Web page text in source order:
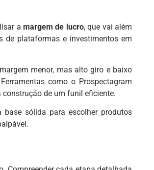
amargem de lucro, que vai além
de plataformas e investimentos em
menor, mas alto giro e baixo
como o Prospectagram
de um funil eficiente.
sólida para escolher produtos